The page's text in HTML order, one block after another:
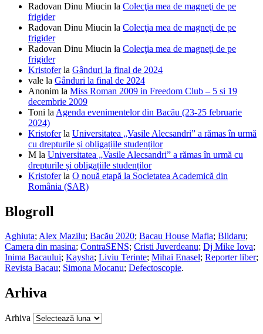
Radovan Dinu Miucin la Colecţia mea de magneţi de pe
frigider
Radovan Dinu Miucin la Colecţia mea de magneţi de pe
frigider
Radovan Dinu Miucin la Colecţia mea de magneţi de pe
frigider
Kristoferla Gânduri la final de 2024
vale la Gânduri la final de 2024
Anonim la Miss Roman 2009 in Freedom Club – 5 si 19
decembrie 2009
Toni la Agenda evenimentelor din Bacău (23-25 februarie
2024)
Kristoferla Universitatea „Vasile Alecsandri” a rămas în urmă
cu drepturile și obligațiile studenților
M la Universitatea „Vasile Alecsandri” a rămas în urmă cu
drepturile și obligațiile studenților
Kristoferla O nouă etapă la Societatea Academică din
România (SAR)
Blogroll
Aghiuta;Alex Mazilu; Bacău 2020; Bacau House Mafia; Blidaru;
Camera din masina; ContraSENS; Cristi Juverdeanu; Dj Mike Iova;
Inima Bacaului; Kaysha; Liviu Terinte; Mihai Enasel; Reporter liber;
Revista Bacau; Simona Mocanu; Defectoscopie.
Arhiva
Arhiva